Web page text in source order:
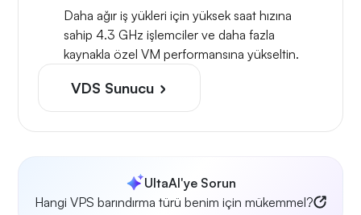
Daha ağır iş yükleri için yüksek saat hızına
sahip 4.3 GHz işlemciler ve daha fazla
kaynakla özel VM performansına yükseltin.
VDS Sunucu
UltaAI'ye Sorun
Hangi VPS barındırma türü benim için mükemmel?